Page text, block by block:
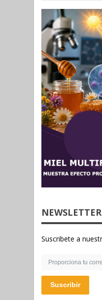
NEWSLETTER
Suscribir